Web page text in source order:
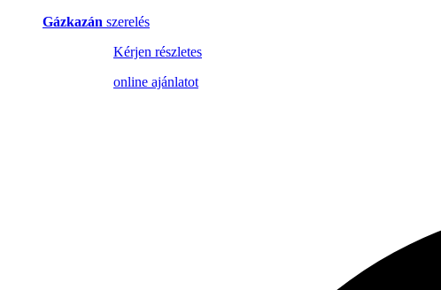
Gázkazán szerelés
Kérjen részletes
online ajánlatot